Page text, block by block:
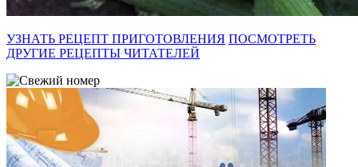
УЗНАТЬ РЕЦЕПТ ПРИГОТОВЛЕНИЯ ПОСМОТРЕТЬ
ДРУГИЕ РЕЦЕПТЫ ЧИТАТЕЛЕЙ